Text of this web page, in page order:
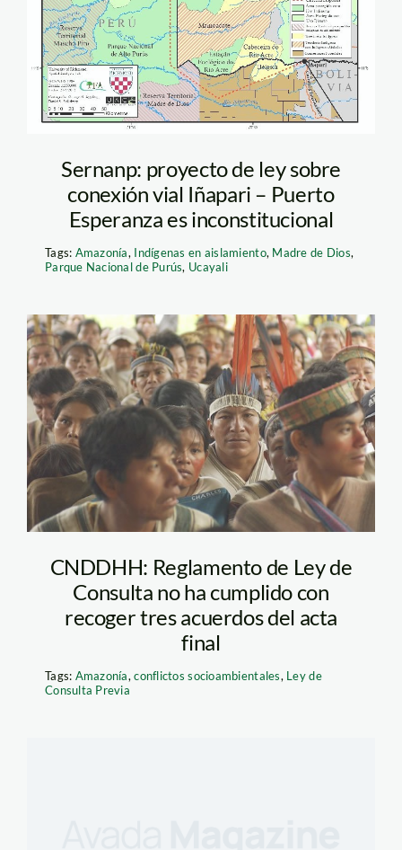
Sernanp: proyecto de ley sobre
conexión vial Iñapari – Puerto
Esperanza es inconstitucional
Tags: Amazonía, Indígenas en aislamiento, Madre de Dios,
Parque Nacional de Purús, Ucayali
CNDDHH: Reglamento de Ley de
Consulta no ha cumplido con
recoger tres acuerdos del acta
final
Tags: Amazonía,conflictos socioambientales, Ley de
Consulta Previa